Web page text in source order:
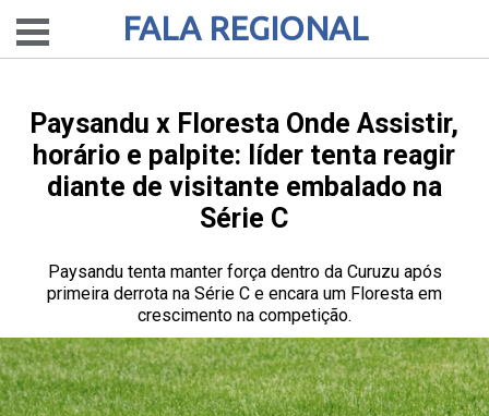
FALA REGIONAL
Paysandu x Floresta Onde Assistir,
horário e palpite: líder tenta reagir
diante de visitante embalado na
Série C
Paysandu tenta manter força dentro da Curuzu após
primeira derrota na Série C e encara um Floresta em
crescimento na competição.